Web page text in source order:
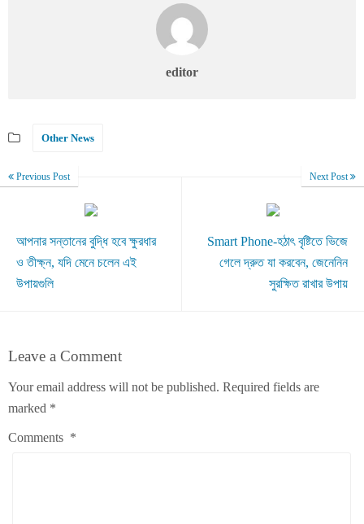
editor
Other News
Previous Post
আপনার সন্তানের বুদ্ধি হবে ক্ষুরধার
ও তীক্ষ্ন, যদি মেনে চলেন এই
উপায়গুলি
Next Post
Smart Phone-হঠাৎ বৃষ্টিতে ভিজে
গেলে দ্রুত যা করবেন, জেনেনিন
সুরক্ষিত রাখার উপায়
Leave a Comment
Your email address will not be published. Required fields are
marked *
Comments *